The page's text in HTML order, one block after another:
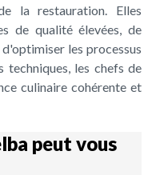
la restauration. Elles
de qualité élevées, de
les processus
techniques, les chefs de
culinaire cohérente et
peut vous